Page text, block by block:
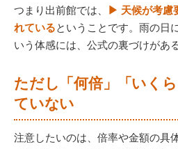
つまり出前館では、
▶ 天候が考慮
れているということです。雨の日
いう体感には、公式の裏づけがあ
ただし「何倍」「いく
ていない
注意したいのは、倍率や金額の具